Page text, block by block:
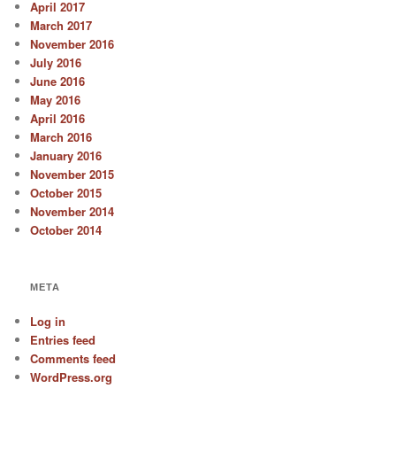
April 2017
March 2017
November 2016
July 2016
June 2016
May 2016
April 2016
March 2016
January 2016
November 2015
October 2015
November 2014
October 2014
META
Log in
Entries feed
Comments feed
WordPress.org